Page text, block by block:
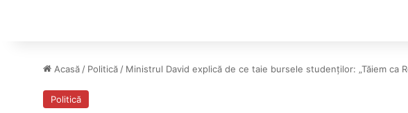
Acasă / Politică / Ministrul David explică de ce taie bursele studenților: „Tăiem ca
Politică